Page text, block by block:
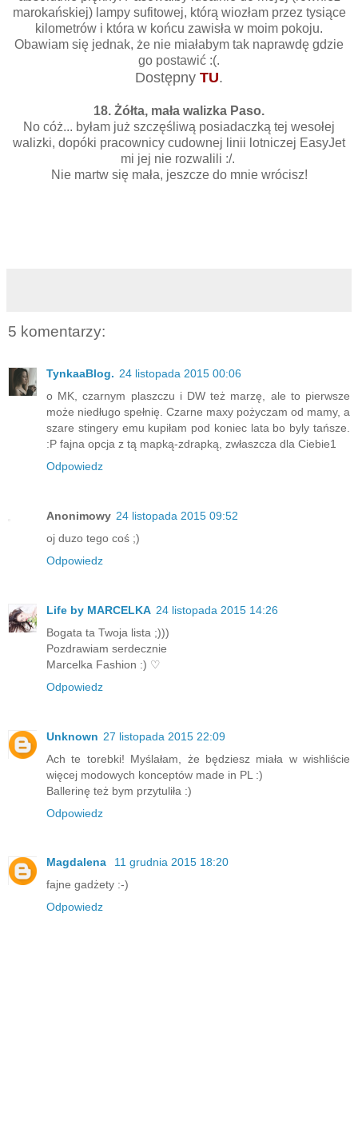
marokańskiej) lampy sufitowej, którą wiozłam przez tysiące
kilometrów i która w końcu zawisła w moim pokoju.
Obawiam się jednak, że nie miałabym tak naprawdę gdzie
go postawić :(.
Dostępny TU.
18. Żółta, mała walizka Paso.
No cóż... byłam już szczęśliwą posiadaczką tej wesołej
walizki, dopóki pracownicy cudownej linii lotniczej EasyJet
mi jej nie rozwalili :/.
Nie martw się mała, jeszcze do mnie wrócisz!
5 komentarzy:
TynkaaBlog. 24 listopada 2015 00:06
o MK, czarnym plaszczu i DW też marzę, ale to pierwsze
może niedługo spełnię. Czarne maxy pożyczam od mamy, a
szare stingery emu kupiłam pod koniec lata bo byly tańsze.
:P fajna opcja z tą mapką-zdrapką, zwłaszcza dla Ciebie1
Odpowiedz
Anonimowy 24 listopada 2015 09:52
oj duzo tego coś ;)
Odpowiedz
Life by MARCELKA 24 listopada 2015 14:26
Bogata ta Twoja lista ;)))
Pozdrawiam serdecznie
Marcelka Fashion :) ♡
Odpowiedz
Unknown 27 listopada 2015 22:09
Ach te torebki! Myślałam, że będziesz miała w wishliście
więcej modowych konceptów made in PL :)
Ballerinę też bym przytuliła :)
Odpowiedz
Magdalena
11 grudnia 2015 18:20
fajne gadżety :-)
Odpowiedz